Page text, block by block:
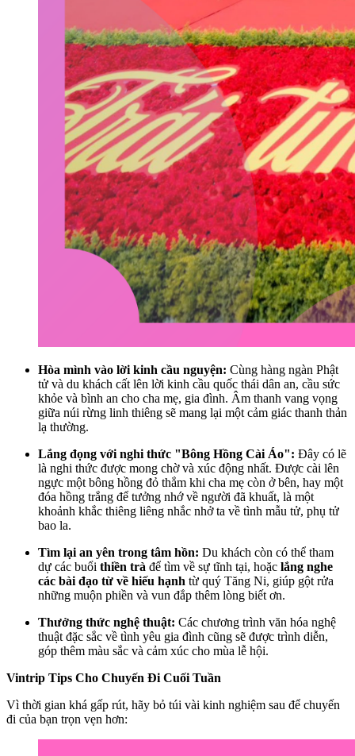
Hòa mình vào lời kinh cầu nguyện: Cùng hàng ngàn Phật
tử và du khách cất lên lời kinh cầu quốc thái dân an, cầu sức
khỏe và bình an cho cha mẹ, gia đình. Âm thanh vang vọng
giữa núi rừng linh thiêng sẽ mang lại một cảm giác thanh thản
lạ thường.
Lắng đọng với nghi thức "Bông Hồng Cài Áo": Đây có lẽ
là nghi thức được mong chờ và xúc động nhất. Được cài lên
ngực một bông hồng đỏ thắm khi cha mẹ còn ở bên, hay một
đóa hồng trắng để tưởng nhớ về người đã khuất, là một
khoảnh khắc thiêng liêng nhắc nhở ta về tình mẫu tử, phụ tử
bao la.
Tìm lại an yên trong tâm hồn: Du khách còn có thể tham
dự các buổi thiền trà để tìm về sự tĩnh tại, hoặc lắng nghe
các bài đạo từ về hiếu hạnh từ quý Tăng Ni, giúp gột rửa
những muộn phiền và vun đắp thêm lòng biết ơn.
Thưởng thức nghệ thuật: Các chương trình văn hóa nghệ
thuật đặc sắc về tình yêu gia đình cũng sẽ được trình diễn,
góp thêm màu sắc và cảm xúc cho mùa lễ hội.
Vintrip Tips Cho Chuyến Đi Cuối Tuần
Vì thời gian khá gấp rút, hãy bỏ túi vài kinh nghiệm sau để chuyến
đi của bạn trọn vẹn hơn: